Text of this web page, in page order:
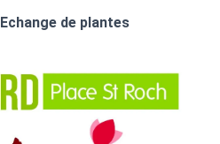
Echange de plantes